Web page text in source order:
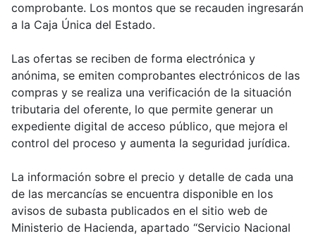
comprobante. Los montos que se recauden ingresarán
a la Caja Única del Estado.
Las ofertas se reciben de forma electrónica y
anónima, se emiten comprobantes electrónicos de las
compras y se realiza una verificación de la situación
tributaria del oferente, lo que permite generar un
expediente digital de acceso público, que mejora el
control del proceso y aumenta la seguridad jurídica.
La información sobre el precio y detalle de cada una
de las mercancías se encuentra disponible en los
avisos de subasta publicados en el sitio web de
Ministerio de Hacienda, apartado “Servicio Nacional